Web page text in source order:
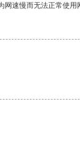
速慢而无法正常使用